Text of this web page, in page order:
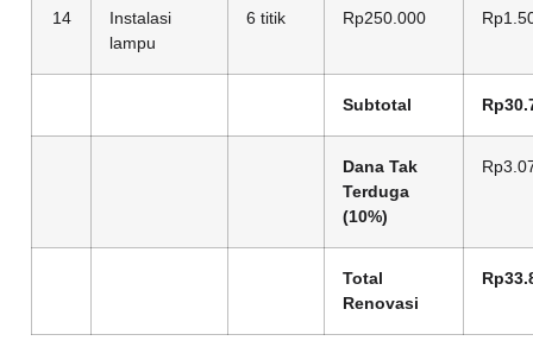
14
Instalasi
lampu
6 titik Rp250.000
Subtotal
Dana Tak
Terduga
(10%)
Total
Renovasi